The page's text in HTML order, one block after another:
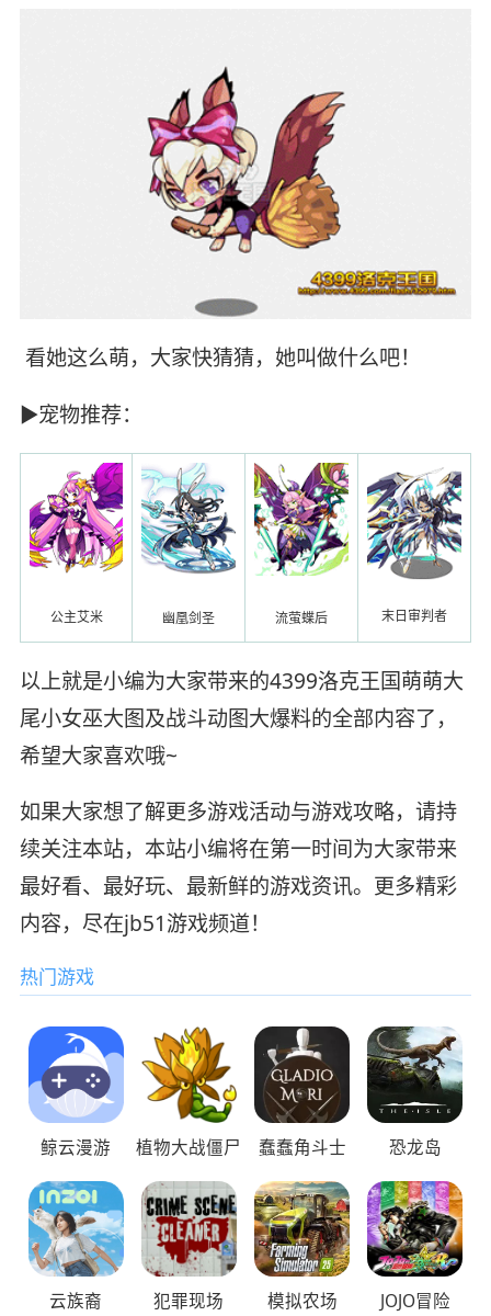
看她这么萌，大家快猜猜，她叫做什么吧！
►宠物推荐：
公主艾米 幽凰剑圣 流萤蝶后 末日审判者
以上就是小编为大家带来的4399洛克王国萌萌大
尾小女巫大图及战斗动图大爆料的全部内容了，
希望大家喜欢哦~
如果大家想了解更多游戏活动与游戏攻略，请持
续关注本站，本站小编将在第一时间为大家带来
最好看、最好玩、最新鲜的游戏资讯。更多精彩
内容，尽在jb51游戏频道！
热门游戏
鲸云漫游 植物大战僵尸 蠢蠢角斗士 恐龙岛
云族裔 犯罪现场 模拟农场 JOJO冒险